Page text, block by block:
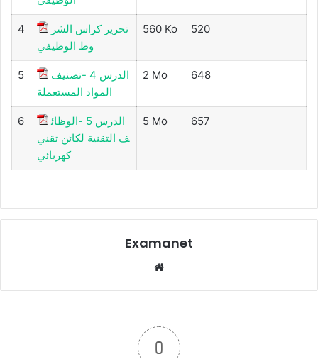
4
تحرير كراس الشر
وط الوظيفي
560 Ko 520
5
الدرس 4 -تصنيف
المواد المستعملة
2 Mo 648
6
الدرس 5 -الوظائ
ف التقنية لكائن تقني
كهربائي
5 Mo 657
Examanet
0